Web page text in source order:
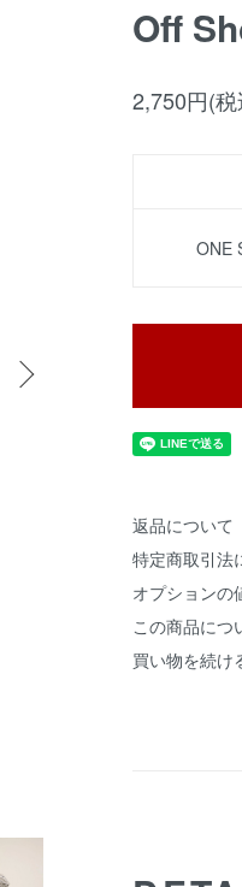
Off
2,750円(
ONE
返品について
特定商取引法
オプションの
この商品につ
買い物を続け